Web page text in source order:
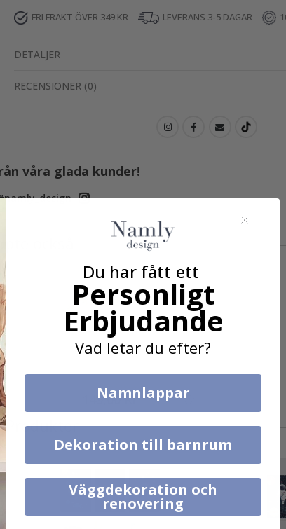
FRI FRAKT ÖVER 349 KR LEVERANS 3-5 DAGAR
DETALJER
RECENSIONER (0)
våra glada kunder!
också
149,00 Kr
Produkter
Du har fått ett
Personligt
Erbjudande
Vad letar du efter?
Namnlappar
Dekoration till barnrum
Väggdekoration och
renovering